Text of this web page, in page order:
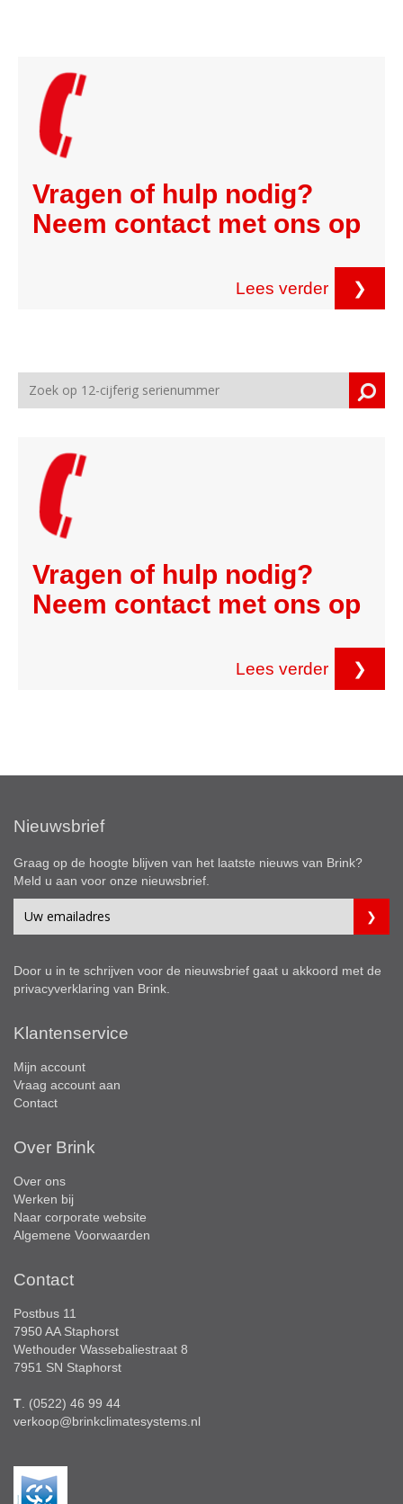
Vragen of hulp nodig?
Neem contact met ons op
Lees verder ❯
Vragen of hulp nodig?
Neem contact met ons op
Lees verder ❯
Nieuwsbrief
Graag op de hoogte blijven van het laatste nieuws van Brink?
Meld u aan voor onze nieuwsbrief.
Door u in te schrijven voor de nieuwsbrief gaat u akkoord met de
privacyverklaring van Brink.
Klantenservice
Mijn account
Vraag account aan
Contact
Over Brink
Over ons
Werken bij
Naar corporate website
Algemene Voorwaarden
Contact
Postbus 11
7950 AA Staphorst
Wethouder Wassebaliestraat 8
7951 SN Staphorst
T . (0522) 46 99 44
verkoop@brinkclimatesystems.nl